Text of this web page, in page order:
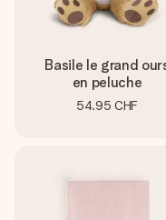
Basile le grand
en peluche
54.95 CHF